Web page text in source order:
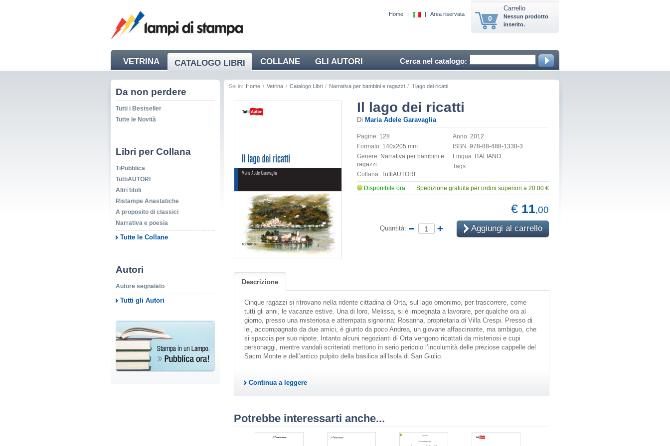
Home | | Area riservata
0
Carrello
Nessun prodotto
inserito.
Cerca nel catalogo:
VETRINA CATALOGO LIBRI COLLANE GLI AUTORI
NEWS
Da non perdere
Tutti i Bestseller
Tutte le Novità
Libri per Collana
TiPubblica
TuttiAUTORI
Altri titoli
Ristampe Anastatiche
A proposito di classici
Narrativa e poesia
Tutte le Collane
Autori
Autore segnalato
Tutti gli Autori
Sei in: Home / Vetrina / Catalogo Libri / Narrativa per bambini e ragazzi / Il lago dei ricatti
Il lago dei ricatti
Di Maria Adele Garavaglia
Pagine: 128
Formato: 140x205 mm
Genere: Narrativa per bambini e
ragazzi
Collana: TuttiAUTORI
Anno: 2012
ISBN: 978-88-488-1330-3
Lingua: ITALIANO
Tags:
Spedizione gratuita per ordini superiori a 20.00 €
Disponibile ora
€ 11,00
Aggiungi al carrello
Quantità:
Descrizione
Cinque ragazzi si ritrovano nella ridente cittadina di Orta, sul lago omonimo, per trascorrere, come
tutti gli anni, le vacanze estive. Una di loro, Melissa, si è impegnata a lavorare, per qualche ora al
giorno, presso una misteriosa e attempata signorina: Rosanna, proprietaria di Villa Crespi. Presso di
lei, accompagnato da due amici, è giunto da poco Andrea, un giovane affascinante, ma ambiguo, che
si spaccia per suo nipote. Intanto alcuni negozianti di Orta vengono ricattati da misteriosi e cupi
personaggi, mentre vandali scriteriati mettono in serio pericolo l’incolumità delle preziose cappelle del
Sacro Monte e dell’antico pulpito della basilica all’Isola di San Giulio.
Continua a leggere
Potrebbe interessarti anche...